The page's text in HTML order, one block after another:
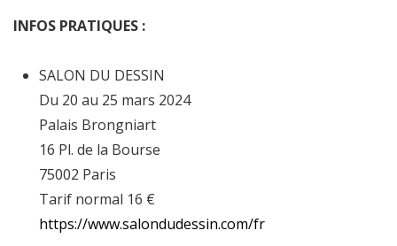
INFOS PRATIQUES :
SALON DU DESSIN
Du 20 au 25 mars 2024
Palais Brongniart
16 Pl. de la Bourse
75002 Paris
Tarif normal 16 €
https://www.salondudessin.com/fr